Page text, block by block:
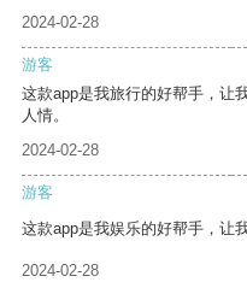
2024-02-28
游客
这款app是我旅行的好帮手，让
人情。
2024-02-28
游客
这款app是我娱乐的好帮手，让
2024-02-28